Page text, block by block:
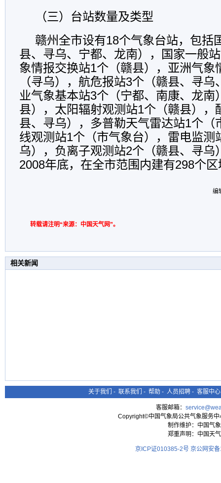
（三）台站数量及类型
赣州全市设有18个气象台站，包括
县、寻乌、宁都、龙南），国家一般
象情报交换站1个（赣县），亚洲气象
（寻乌），航危报站3个（赣县、寻
业气象基本站3个（宁都、南康、龙南
县），太阳辐射观测站1个（赣县），
县、寻乌），多普勒天气雷达站1个（
线观测站1个（市气象台），雷电监测
乌），负离子观测站2个（赣县、寻乌
2008年底，在全市范围内建有298个
编
转载请注明“来源：中国天气网”。
相关新闻
关于我们 - 联系我们 - 帮助 - 人员招聘 - 客服中心
客服邮箱：
Copyright©中国气象局公共气象服务
制作维护：中国气
郑重声明：中国天
京ICP证010385-2号 京公网安